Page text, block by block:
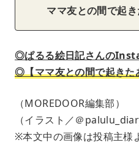
ママ友との間で起
◎ぱるる絵日記さんの
◎【ママ友との間で起きた
（MOREDOOR編集部）
（イラスト／＠
※本文中の画像は投稿主様